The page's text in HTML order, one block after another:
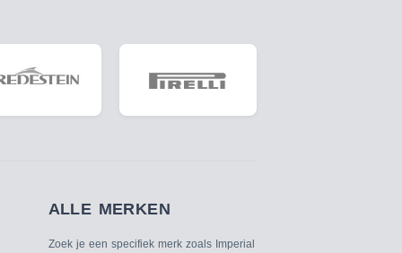
ALLE MERKEN
Zoek je een specifiek merk zoals Imperial